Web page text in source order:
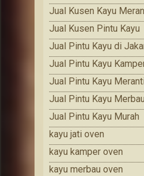
Jual Kusen Kayu
Jual Kusen Pintu Kayu
Jual Pintu Kayu di
Jual Pintu Kayu
Jual Pintu Kayu Meranti
Jual Pintu Kayu
Jual Pintu Kayu Murah
kayu jati oven
kayu kamper oven
kayu merbau oven